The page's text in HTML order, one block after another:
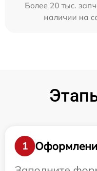
Более 20 тыс.
наличии на
1